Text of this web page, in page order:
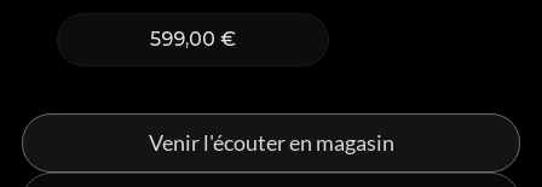
599,00 €
Venir l'écouter en magasin